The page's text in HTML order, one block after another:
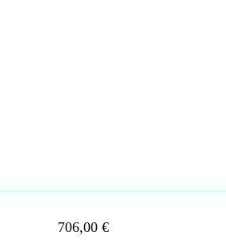
706,00€